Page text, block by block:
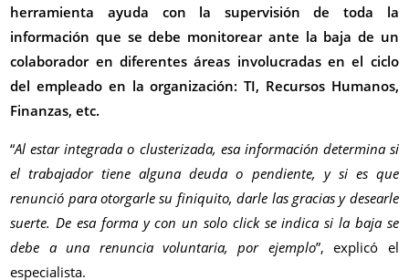
herramienta ayuda con la supervisión de toda la
información que se debe monitorear ante la baja de un
colaborador en diferentes áreas involucradas en el ciclo
del empleado en la organización: TI, Recursos Humanos,
Finanzas, etc.
“Al estar integrada o clusterizada, esa información determina si
el trabajador tiene alguna deuda o pendiente, y si es que
renunció para otorgarle su finiquito, darle las gracias y desearle
suerte. De esa forma y con un solo click se indica si la baja se
debe a una renuncia voluntaria, por ejemplo”, explicó el
especialista.